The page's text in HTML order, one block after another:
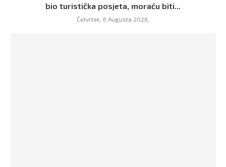
bio turistička posjeta, moraću biti...
Četvrtak, 6 Augusta 2026,